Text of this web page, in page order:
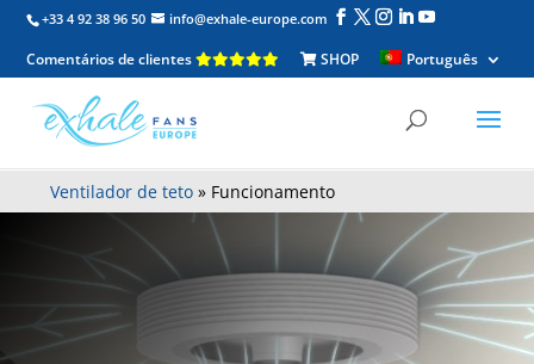
Ventilador de teto » Funcionamento
+33 4 92 38 96 50 info@exhale-europe.com
Comentários de clientes SHOP Português